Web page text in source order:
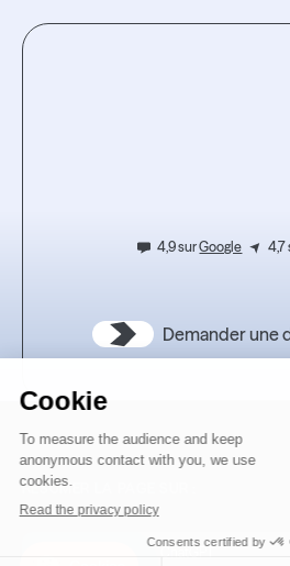
4,9 surGoogle 4,7
Demander une
RÉSUMER LA PAGE SUR :